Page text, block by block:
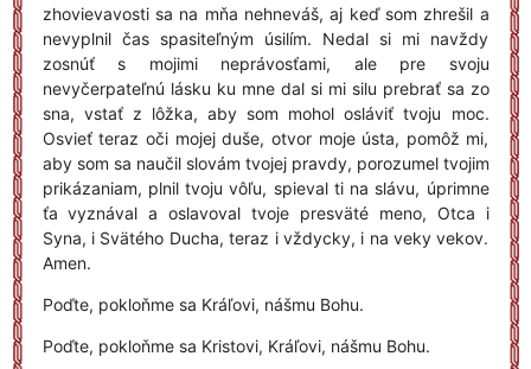
zhovievavosti sa na mňa nehneváš, aj keď som zhrešil a
nevyplnil čas spasiteľným úsilím. Nedal si mi navždy
zosnúť s mojimi neprávosťami, ale pre svoju
nevyčerpateľnú lásku ku mne dal si mi silu prebrať sa zo
sna, vstať z lôžka, aby som mohol osláviť tvoju moc.
Osvieť teraz oči mojej duše, otvor moje ústa, pomôž mi,
aby som sa naučil slovám tvojej pravdy, porozumel tvojim
prikázaniam, plnil tvoju vôľu, spieval ti na slávu, úprimne
ťa vyznával a oslavoval tvoje presväté meno, Otca i
Syna, i Svätého Ducha, teraz i vždycky, i na veky vekov.
Amen.
Poďte, pokloňme sa Kráľovi, nášmu Bohu.
Poďte, pokloňme sa Kristovi, Kráľovi, nášmu Bohu.